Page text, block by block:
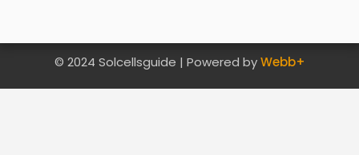
© 2024 Solcellsguide | Powered byWebb+